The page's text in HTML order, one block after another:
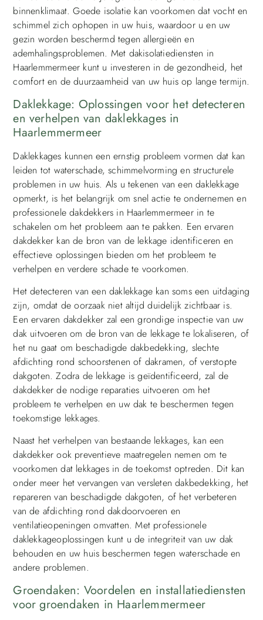
binnenklimaat. Goede isolatie kan voorkomen dat vocht en
schimmel zich ophopen in uw huis, waardoor u en uw
gezin worden beschermd tegen allergieën en
ademhalingsproblemen. Met dakisolatiediensten in
Haarlemmermeer kunt u investeren in de gezondheid, het
comfort en de duurzaamheid van uw huis op lange termijn.
Daklekkage: Oplossingen voor het detecteren
en verhelpen van daklekkages in
Haarlemmermeer
Daklekkages kunnen een ernstig probleem vormen dat kan
leiden tot waterschade, schimmelvorming en structurele
problemen in uw huis. Als u tekenen van een daklekkage
opmerkt, is het belangrijk om snel actie te ondernemen en
professionele dakdekkers in Haarlemmermeer in te
schakelen om het probleem aan te pakken. Een ervaren
dakdekker kan de bron van de lekkage identificeren en
effectieve oplossingen bieden om het probleem te
verhelpen en verdere schade te voorkomen.
Het detecteren van een daklekkage kan soms een uitdaging
zijn, omdat de oorzaak niet altijd duidelijk zichtbaar is.
Een ervaren dakdekker zal een grondige inspectie van uw
dak uitvoeren om de bron van de lekkage te lokaliseren, of
het nu gaat om beschadigde dakbedekking, slechte
afdichting rond schoorstenen of dakramen, of verstopte
dakgoten. Zodra de lekkage is geïdentificeerd, zal de
dakdekker de nodige reparaties uitvoeren om het
probleem te verhelpen en uw dak te beschermen tegen
toekomstige lekkages.
Naast het verhelpen van bestaande lekkages, kan een
dakdekker ook preventieve maatregelen nemen om te
voorkomen dat lekkages in de toekomst optreden. Dit kan
onder meer het vervangen van versleten dakbedekking, het
repareren van beschadigde dakgoten, of het verbeteren
van de afdichting rond dakdoorvoeren en
ventilatieopeningen omvatten. Met professionele
daklekkageoplossingen kunt u de integriteit van uw dak
behouden en uw huis beschermen tegen waterschade en
andere problemen.
Groendaken: Voordelen en installatiediensten
voor groendaken in Haarlemmermeer